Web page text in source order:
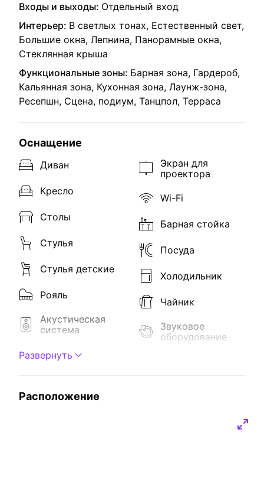
Входы и выходы: Отдельный вход
Интерьер: В светлых тонах, Естественный свет,
Большие окна, Лепнина, Панорамные окна,
Стеклянная крыша
Функциональные зоны: Барная зона, Гардероб,
Кальянная зона, Кухонная зона, Лаунж-зона,
Ресепшн, Сцена, подиум, Танцпол, Терраса
Оснащение
Диван
Кресло
Столы
Стулья
Стулья детские
Рояль
Акустическая
система
Проектор
Экран для
проектора
Wi-Fi
Барная стойка
Посуда
Холодильник
Чайник
Звуковое
оборудование
Развернуть
Расположение